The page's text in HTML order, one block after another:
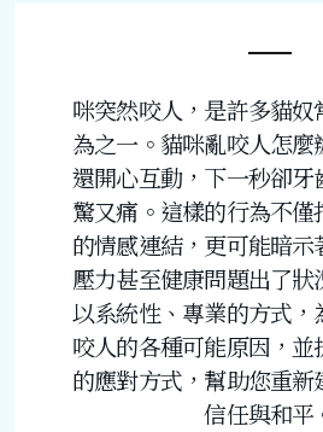
咪突然咬人，是許多貓
為之一。貓咪亂咬人怎
還開心互動，下一秒卻牙
驚又痛。這樣的行為不
的情感連結，更可能暗示
壓力甚至健康問題出了
以系統性、專業的方式
咬人的各種可能原因，
的應對方式，幫助您重
信任與和平